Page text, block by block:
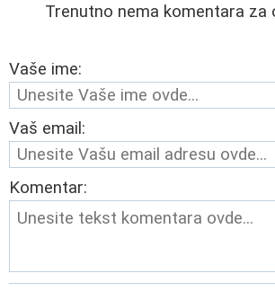
Trenutno nema komentara za
Vaše ime:
Vaš email:
Komentar: